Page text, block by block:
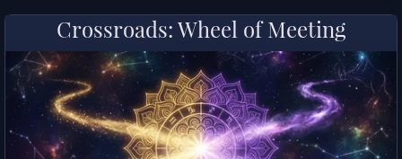
Crossroads: Wheel of Meeting